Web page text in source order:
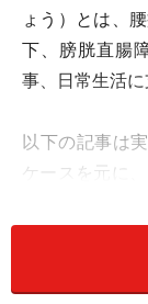
ょう）とは、
下、膀胱直腸
事、日常生活に
以下の記事は
ケースを元に
などの理解を